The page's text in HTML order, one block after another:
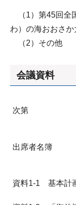
（1）第45回全
わ）の海おおさ
（2）その他
会議資料
次第
出席者名簿
資料1-1 基本計